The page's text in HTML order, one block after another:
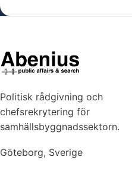
Politisk rådgivning och
chefsrekrytering för
samhällsbyggnadssektorn.
Göteborg, Sverige